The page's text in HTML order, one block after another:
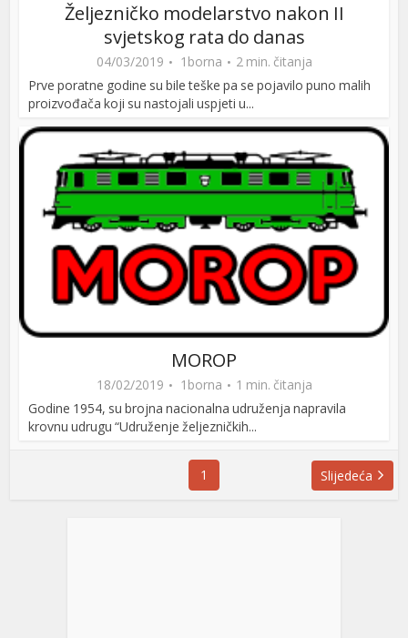
Željezničko modelarstvo nakon II
svjetskog rata do danas
04/03/2019 1borna
2 min. čitanja
Prve poratne godine su bile teške pa se pojavilo puno malih
proizvođača koji su nastojali uspjeti u...
MOROP
18/02/2019 1borna
1 min. čitanja
Godine 1954, su brojna nacionalna udruženja napravila
krovnu udrugu “Udruženje željezničkih...
1 Slijedeća